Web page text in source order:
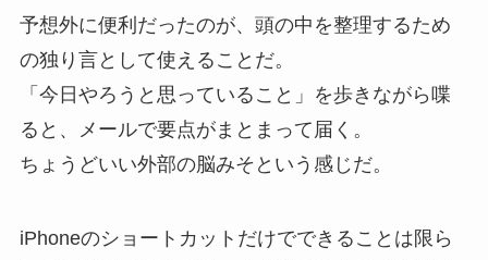
予想外に便利だったのが、頭の中を整理するため
の独り言として使えることだ。
「今日やろうと思っていること」を歩きながら喋
ると、メールで要点がまとまって届く。
ちょうどいい外部の脳みそという感じだ。
iPhoneのショートカットだけでできることは限ら